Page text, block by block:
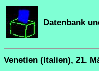
Datenbank
Venetien (Italien), 21.